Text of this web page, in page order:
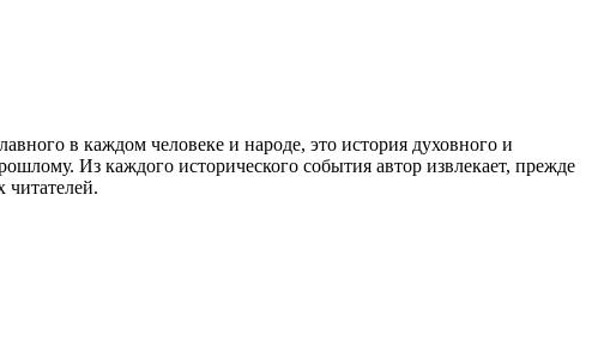
в каждом человеке и народе, это история духовного и
Из каждого исторического события автор извлекает, прежде
читателей.